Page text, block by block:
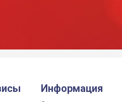
Информация